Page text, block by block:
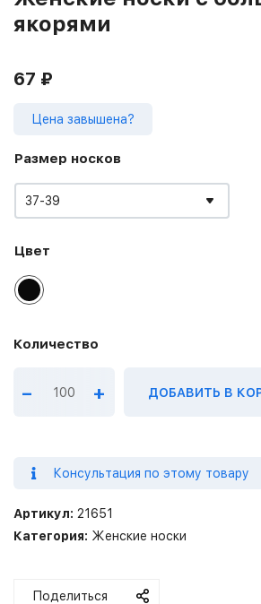
якорями
67 ₽
Цена завышена?
Размер носков
37-39
Цвет
– + ДОБАВИТЬ В
Консультация по этому товару
Артикул: 21651
Категория: Женские носки
Поделиться